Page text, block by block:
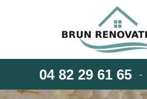
04 82 29 61 65 -